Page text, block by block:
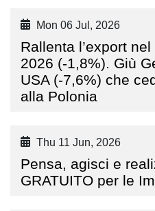
Mon 06 Jul, 2026
Rallenta l’export
2026 (-1,8%). Giù
USA (-7,6%) che
alla Polonia
Thu 11 Jun, 2026
Pensa, agisci e
GRATUITO per le